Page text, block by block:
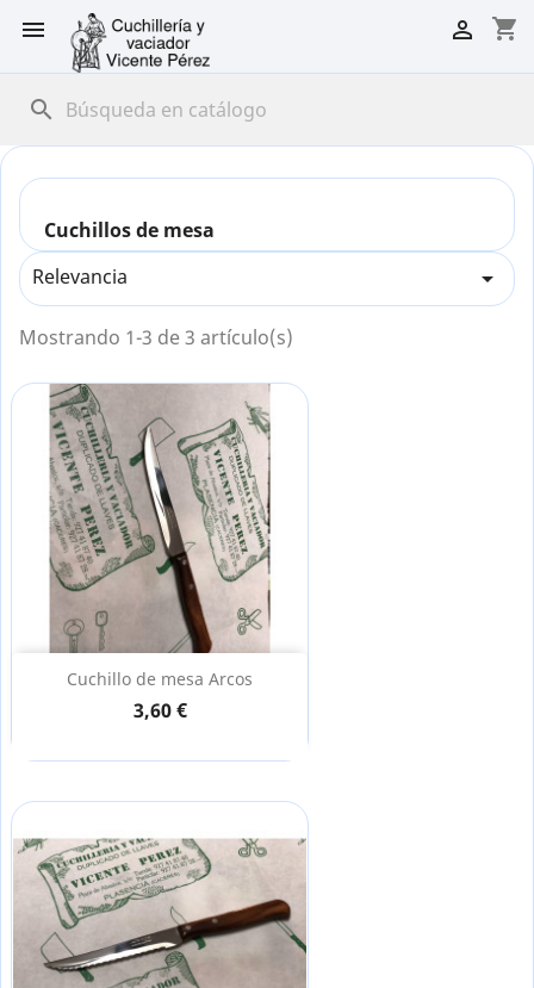
 shopping_cart

search
Cuchillos de mesa
Relevancia

Mostrando 1-3 de 3 artículo(s)
Cuchillo de mesa Arcos
3,60 €